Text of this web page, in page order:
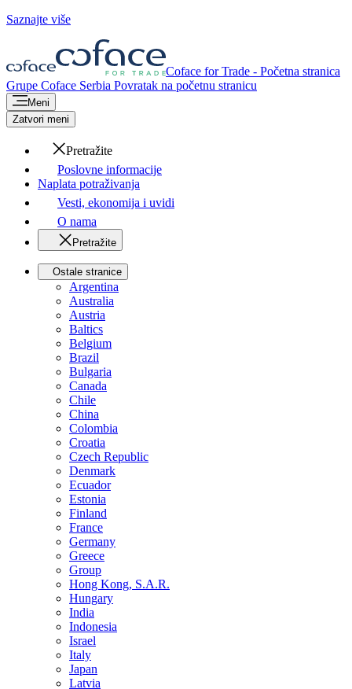
Saznajte više
Coface for Trade - Početna stranica
Grupe Coface Serbia Povratak na početnu stranicu
Meni
Zatvori meni
Pretražite
Poslovne informacije
Naplata potraživanja
Vesti, ekonomija i uvidi
O nama
Pretražite
Ostale stranice
Argentina
Australia
Austria
Baltics
Belgium
Brazil
Bulgaria
Canada
Chile
China
Colombia
Croatia
Czech Republic
Denmark
Ecuador
Estonia
Finland
France
Germany
Greece
Group
Hong Kong, S.A.R.
Hungary
India
Indonesia
Israel
Italy
Japan
Latvia